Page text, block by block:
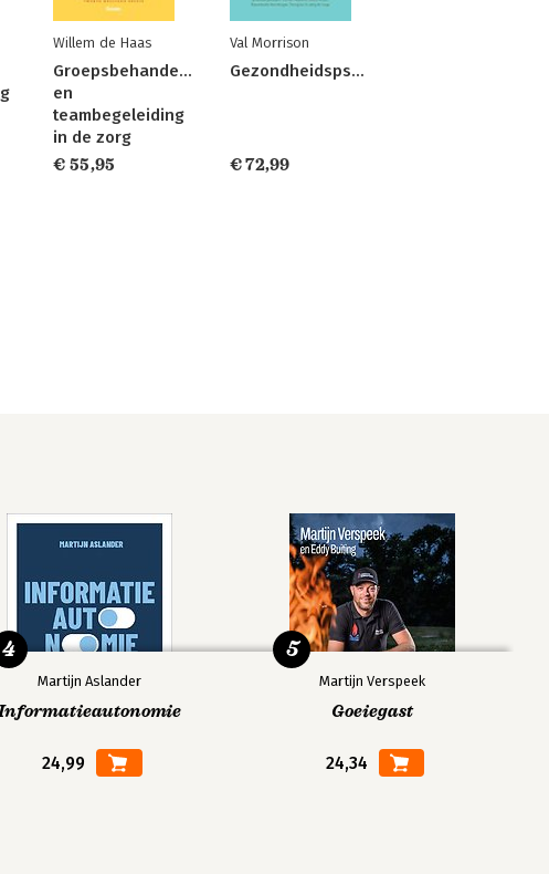
Willem de Haas
Groepsbehandeling
en
teambegeleiding
in de zorg
€ 55,95
Val Morrison
Gezondheidspsychologie
€ 72,99
Martijn Aslander
24,99
4
Martijn Verspeek
Goeiegast
24,34
5